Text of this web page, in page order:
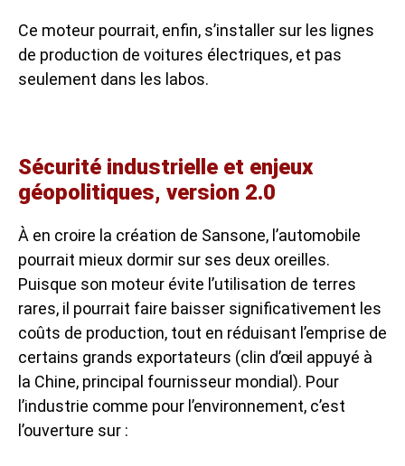
Ce moteur pourrait, enfin, s’installer sur les lignes
de production de voitures électriques, et pas
seulement dans les labos.
Sécurité industrielle et enjeux
géopolitiques, version 2.0
À en croire la création de Sansone, l’automobile
pourrait mieux dormir sur ses deux oreilles.
Puisque son moteur évite l’utilisation de terres
rares, il pourrait faire baisser significativement les
coûts de production, tout en réduisant l’emprise de
certains grands exportateurs (clin d’œil appuyé à
la Chine, principal fournisseur mondial). Pour
l’industrie comme pour l’environnement, c’est
l’ouverture sur :